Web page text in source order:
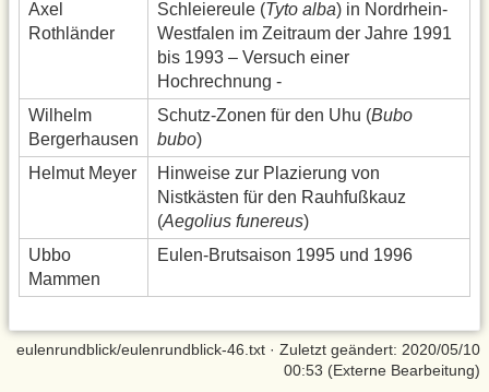
Axel
Rothländer
Schleiereule (Tyto alba) in Nordrhein-
Westfalen im Zeitraum der Jahre 1991
bis 1993 – Versuch einer
Hochrechnung -
Wilhelm
Bergerhausen
Schutz-Zonen für den Uhu (Bubo
bubo)
Helmut Meyer
Hinweise zur Plazierung von
Nistkästen für den Rauhfußkauz
(Aegolius funereus)
Ubbo
Mammen
Eulen-Brutsaison 1995 und 1996
eulenrundblick/eulenrundblick-46.txt · Zuletzt geändert: 2020/05/10
00:53 (Externe Bearbeitung)